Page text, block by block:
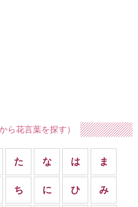
ら花言葉を探す）
た
ち
な
に
は
ひ
ま
み